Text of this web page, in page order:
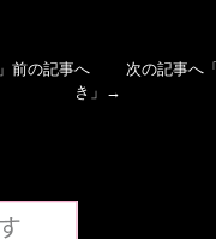
」前の記事へ 次の記事へ「
き 」→